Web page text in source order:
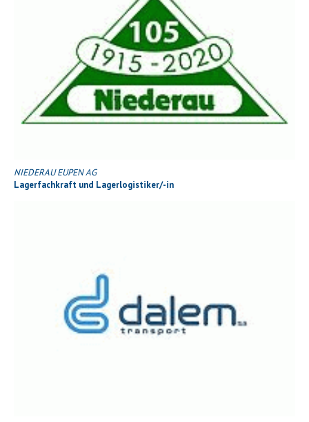
NIEDERAU EUPEN AG
Lagerfachkraft und Lagerlogistiker/-in